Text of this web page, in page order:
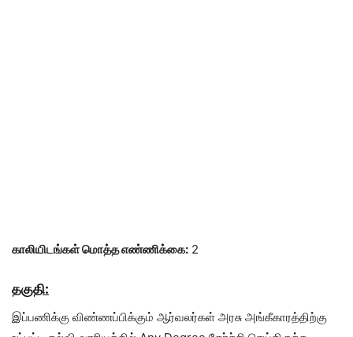
காலியிடங்கள் மொத்த எண்ணிக்கை: 2
தகுதி:
இப்பணிக்கு விண்ணப்பிக்கும் ஆர்வலர்கள் அரசு அங்கீகாரத்திற்கு